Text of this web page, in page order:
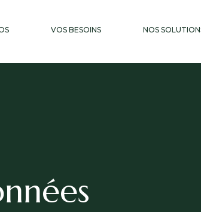
VOS BESOINS NOS